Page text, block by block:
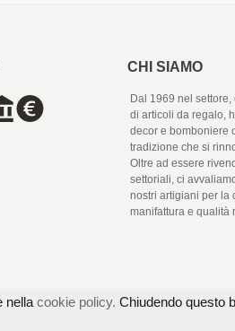
CHI SIAMO
Dal 1969 nel
di articoli da regalo,
decor e bomboniere
tradizione che si
Oltre ad essere
settoriali, ci
nostri artigiani per la
manifattura e qualità
nella cookie policy. Chiudendo questo